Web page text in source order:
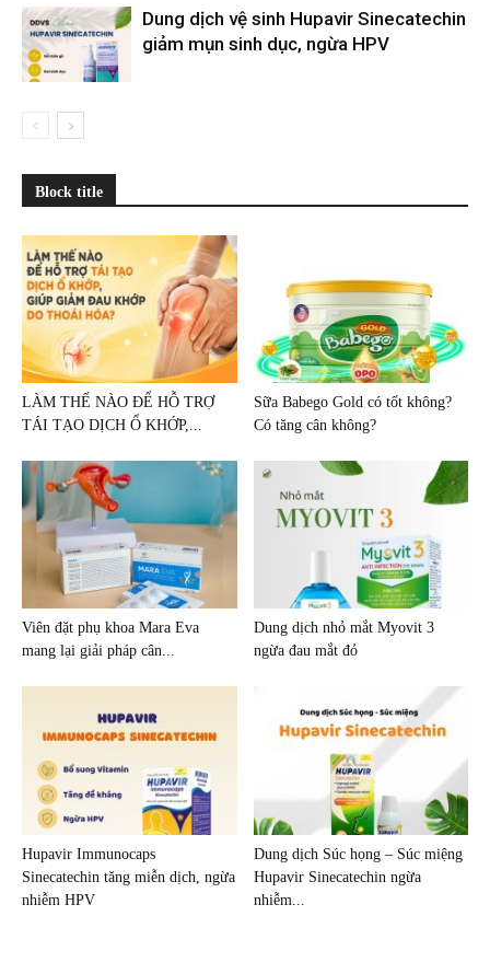
Dung dịch vệ sinh Hupavir Sinecatechin
giảm mụn sinh dục, ngừa HPV
Block title
LÀM THẾ NÀO ĐỂ HỖ TRỢ
TÁI TẠO DỊCH Ổ KHỚP,...
Sữa Babego Gold có tốt không?
Có tăng cân không?
Viên đặt phụ khoa Mara Eva
mang lại giải pháp cân...
Dung dịch nhỏ mắt Myovit 3
ngừa đau mắt đỏ
Hupavir Immunocaps
Sinecatechin tăng miễn dịch, ngừa
nhiễm HPV
Dung dịch Súc họng – Súc miệng
Hupavir Sinecatechin ngừa
nhiễm...